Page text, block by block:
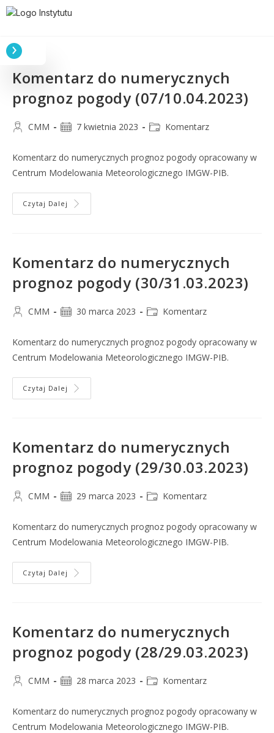
Komentarz do numerycznych
prognoz pogody (07/10.04.2023)
CMM 7 kwietnia 2023 Komentarz
Komentarz do numerycznych prognoz pogody opracowany w
Centrum Modelowania Meteorologicznego IMGW-PIB.
Czytaj Dalej
Komentarz do numerycznych
prognoz pogody (30/31.03.2023)
CMM 30 marca 2023 Komentarz
Komentarz do numerycznych prognoz pogody opracowany w
Centrum Modelowania Meteorologicznego IMGW-PIB.
Czytaj Dalej
Komentarz do numerycznych
prognoz pogody (29/30.03.2023)
CMM 29 marca 2023 Komentarz
Komentarz do numerycznych prognoz pogody opracowany w
Centrum Modelowania Meteorologicznego IMGW-PIB.
Czytaj Dalej
Komentarz do numerycznych
prognoz pogody (28/29.03.2023)
CMM 28 marca 2023 Komentarz
Komentarz do numerycznych prognoz pogody opracowany w
Centrum Modelowania Meteorologicznego IMGW-PIB.